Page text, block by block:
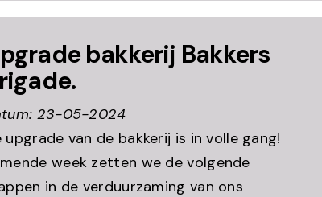
bakkerij Bakkers
23-05-2024
upgrade van de bakkerij is in volle gang!
week zetten we de volgende
in de verduurzaming van ons